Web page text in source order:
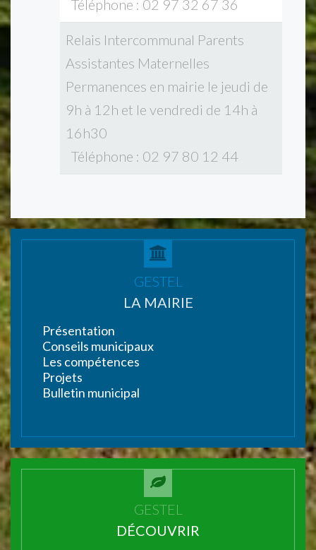
Téléphone : 02 97 32 67 36
Relais Intercommunal Parents
Assistantes Maternelles
Permanences en mairie le jeudi de
9h à 12h et le vendredi de 14h à
16h30
Téléphone : 02 97 80 12 44
GESTEL
LA MAIRIE
Présentation
Conseils municipaux
Les compétences
Projets
Bulletin municipal
GESTEL
DÉCOUVRIR